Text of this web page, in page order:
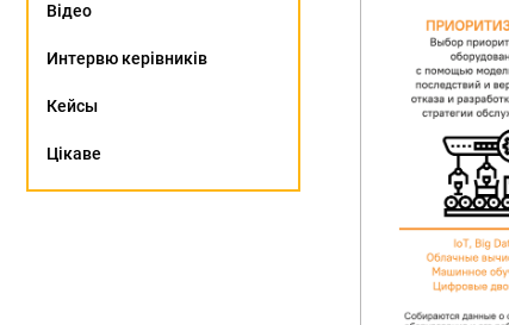
Відео
Интервю керівників
Кейсы
Цікаве